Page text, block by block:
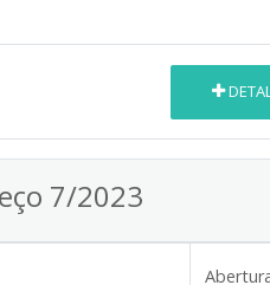
7/2023